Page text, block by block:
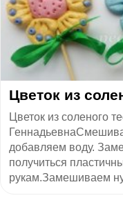
Цветок из
Цветок из соленого
добавляем воду.
получиться
рукам.Замешиваем